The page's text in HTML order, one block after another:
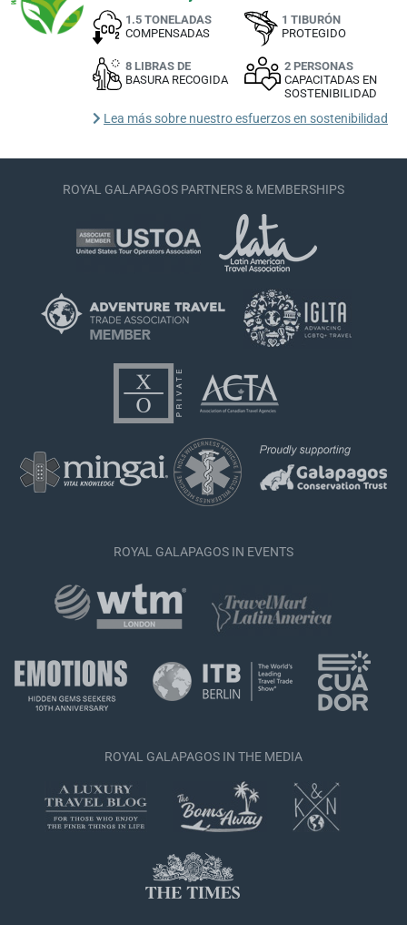
1.5 TONELADAS
COMPENSADAS
1 TIBURÓN
PROTEGIDO
8 LIBRAS DE
BASURA RECOGIDA
2 PERSONAS
CAPACITADAS EN
SOSTENIBILIDAD
Lea más sobre nuestro esfuerzos en sostenibilidad
ROYAL GALAPAGOS PARTNERS & MEMBERSHIPS
ROYAL GALAPAGOS IN EVENTS
ROYAL GALAPAGOS IN THE MEDIA